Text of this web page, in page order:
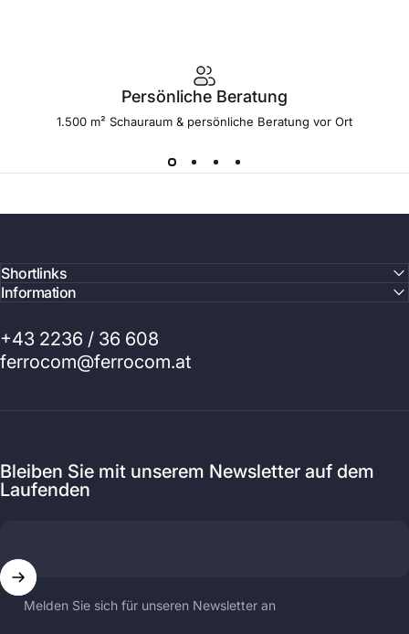
Persönliche Beratung
1.500 m² Schauraum & persönliche Beratung vor Ort
Shortlinks
Information
+43 2236 / 36 608
ferrocom@ferrocom.at
Bleiben Sie mit unserem Newsletter auf dem
Laufenden
Melden Sie sich für unseren Newsletter an